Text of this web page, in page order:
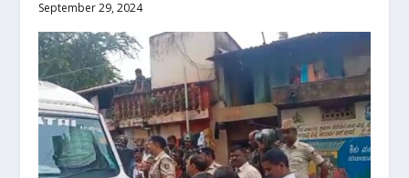
September 29, 2024